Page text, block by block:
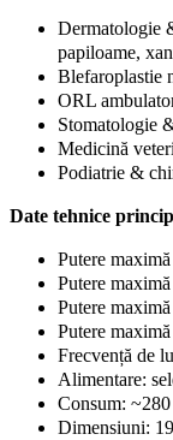
Dermatologie
papiloame,
Blefaroplastie
ORL
Stomatologie
Medicină
Podiatrie &
Date tehnice
Putere
Putere
Putere
Putere
Frecvență de
Alimentare:
Consum:
Dimensiuni: